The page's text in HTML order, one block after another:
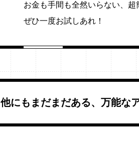
お金も手間も全然いらない、超
ぜひ一度お試しあれ！
他にもまだまだある、万能な